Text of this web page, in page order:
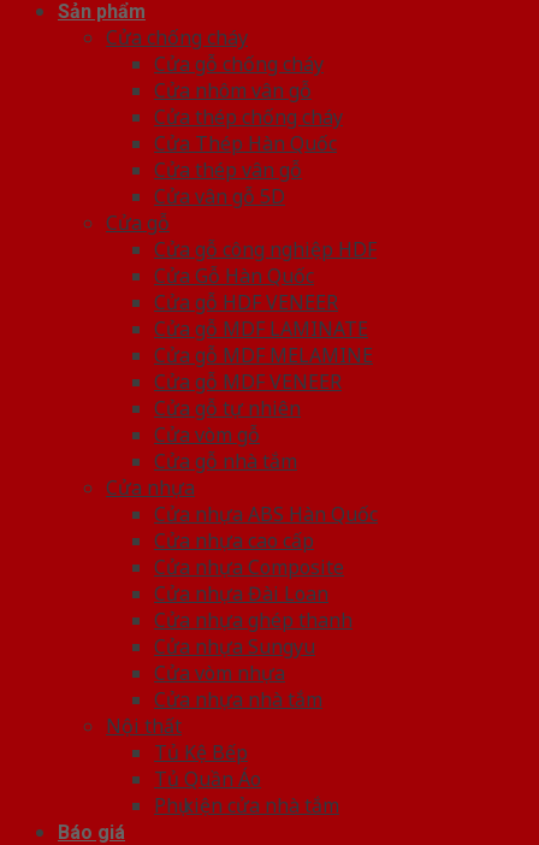
Sản phẩm
Cửa chống cháy
Cửa gỗ chống cháy
Cửa nhôm vân gỗ
Cửa thép chống cháy
Cửa Thép Hàn Quốc
Cửa thép vân gỗ
Cửa vân gỗ 5D
Cửa gỗ
Cửa gỗ công nghiệp HDF
Cửa Gỗ Hàn Quốc
Cửa gỗ HDF VENEER
Cửa gỗ MDF LAMINATE
Cửa gỗ MDF MELAMINE
Cửa gỗ MDF VENEER
Cửa gỗ tự nhiên
Cửa vòm gỗ
Cửa gỗ nhà tắm
Cửa nhựa
Cửa nhựa ABS Hàn Quốc
Cửa nhựa cao cấp
Cửa nhựa Composite
Cửa nhựa Đài Loan
Cửa nhựa ghép thanh
Cửa nhựa Sungyu
Cửa vòm nhựa
Cửa nhựa nhà tắm
Nội thất
Tủ Kệ Bếp
Tủ Quần Áo
Phụ kiện cửa nhà tắm
Báo giá